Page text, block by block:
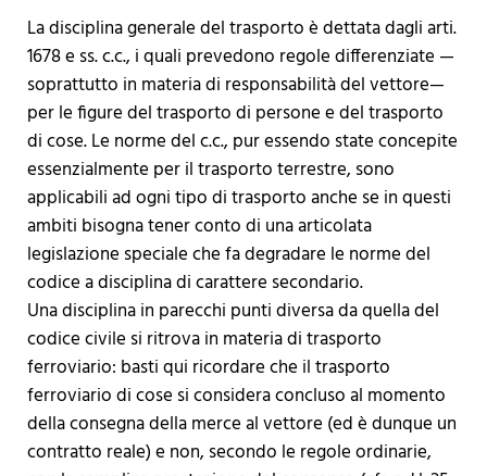
La disciplina generale del trasporto è dettata dagli arti.
1678 e ss. c.c., i quali prevedono regole differenziate —
soprattutto in materia di responsabilità del vettore—
per le figure del trasporto di persone e del trasporto
di cose. Le norme del c.c., pur essendo state concepite
essenzialmente per il trasporto terrestre, sono
applicabili ad ogni tipo di trasporto anche se in questi
ambiti bisogna tener conto di una articolata
legislazione speciale che fa degradare le norme del
codice a disciplina di carattere secondario.
Una disciplina in parecchi punti diversa da quella del
codice civile si ritrova in materia di trasporto
ferroviario: basti qui ricordare che il trasporto
ferroviario di cose si considera concluso al momento
della consegna della merce al vettore (ed è dunque un
contratto reale) e non, secondo le regole ordinarie,